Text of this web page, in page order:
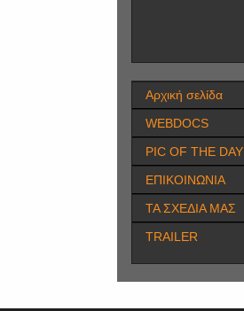
Αρχική σελίδα
WEBDOCS
PIC OF THE DAY
ΕΠΙΚΟΙΝΩΝΙΑ
ΤΑ ΣΧΕΔΙΑ ΜΑΣ
TRAILER